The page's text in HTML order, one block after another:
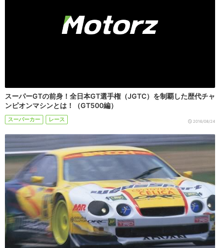
スーパーGTの前身！全日本GT選手権（JGTC）を制覇した歴代チャ
ンピオンマシンとは！（GT500編）
スーパーカー レース 2016/08/24